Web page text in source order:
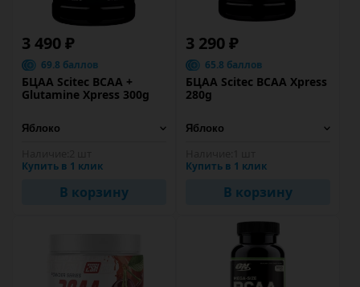
3 490 ₽
69.8 баллов
БЦАА Scitec BCAA +
Glutamine Xpress 300g
Купить в 1 клик
В корзину
3 290 ₽
65.8 баллов
БЦАА Scitec BCAA Xpress
280g
Купить в 1 клик
В корзину